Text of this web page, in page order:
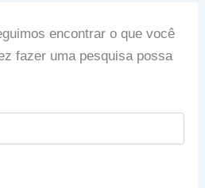
encontrar o que você
fazer uma pesquisa possa